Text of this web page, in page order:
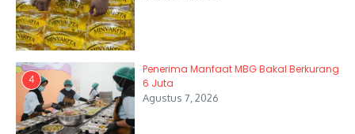
4
Penerima Manfaat MBG Bakal Berkurang
6 Juta
Agustus 7, 2026